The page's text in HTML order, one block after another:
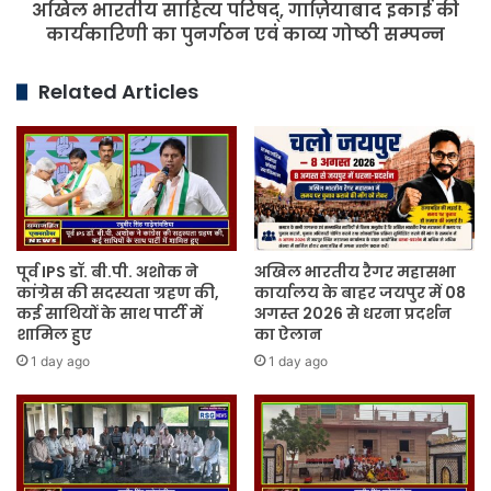
पुनर्गठन
सम्पन्न
अखिल भारतीय साहित्य परिषद्, गाज़ियाबाद इकाई की
कार्यकारिणी का पुनर्गठन एवं काव्य गोष्ठी सम्पन्न
Related Articles
पूर्व IPS डॉ. बी.पी. अशोक ने
कांग्रेस की सदस्यता ग्रहण की,
कई साथियों के साथ पार्टी में
शामिल हुए
1 day ago
अखिल भारतीय रैगर महासभा
कार्यालय के बाहर जयपुर में 08
अगस्त 2026 से धरना प्रदर्शन
का ऐलान
1 day ago